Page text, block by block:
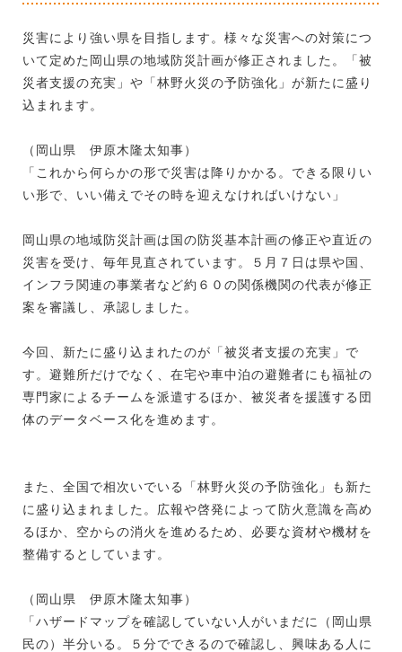
災害により強い県を目指します。様々な災害への対策につ
いて定めた岡山県の地域防災計画が修正されました。「被
災者支援の充実」や「林野火災の予防強化」が新たに盛り
込まれます。
（岡山県 伊原木隆太知事）
「これから何らかの形で災害は降りかかる。できる限りい
い形で、いい備えでその時を迎えなければいけない」
岡山県の地域防災計画は国の防災基本計画の修正や直近の
災害を受け、毎年見直されています。５月７日は県や国、
インフラ関連の事業者など約６０の関係機関の代表が修正
案を審議し、承認しました。
今回、新たに盛り込まれたのが「被災者支援の充実」で
す。避難所だけでなく、在宅や車中泊の避難者にも福祉の
専門家によるチームを派遣するほか、被災者を援護する団
体のデータベース化を進めます。
また、全国で相次いでいる「林野火災の予防強化」も新た
に盛り込まれました。広報や啓発によって防火意識を高め
るほか、空からの消火を進めるため、必要な資材や機材を
整備するとしています。
（岡山県 伊原木隆太知事）
「ハザードマップを確認していない人がいまだに（岡山県
民の）半分いる。５分でできるので確認し、興味ある人に